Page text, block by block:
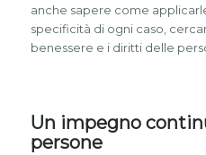
anche sapere come
specificità di ogni caso,
benessere e i diritti delle
Un impegno
persone